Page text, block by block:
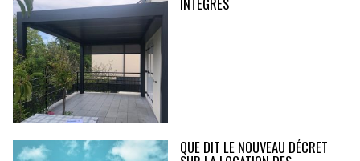
QUE DIT LE NOUVEAU DÉCRET